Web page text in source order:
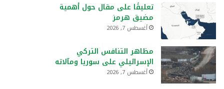
تعليقًا على مقال حول أهمية
مضيق هرمز
أغسطس 7, 2026
مظاهر التنافس التركي
الإسرائيلي على سوريا ومآلاته
أغسطس 7, 2026